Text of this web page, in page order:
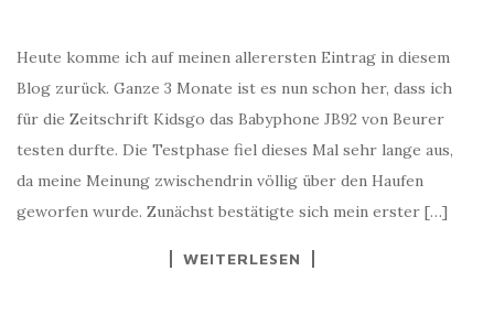
Heute komme ich auf meinen allerersten Eintrag in diesem
Blog zurück. Ganze 3 Monate ist es nun schon her, dass ich
für die Zeitschrift Kidsgo das Babyphone JB92 von Beurer
testen durfte. Die Testphase fiel dieses Mal sehr lange aus,
da meine Meinung zwischendrin völlig über den Haufen
geworfen wurde. Zunächst bestätigte sich mein erster […]
WEITERLESEN